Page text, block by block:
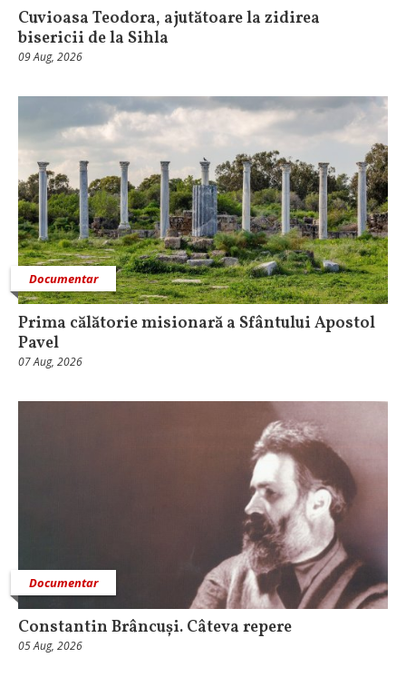
Cuvioasa Teodora, ajutătoare la zidirea
bisericii de la Sihla
09 Aug, 2026
Documentar
Prima călătorie misionară a Sfântului Apostol
Pavel
07 Aug, 2026
Documentar
Constantin Brâncuși. Câteva repere
05 Aug, 2026